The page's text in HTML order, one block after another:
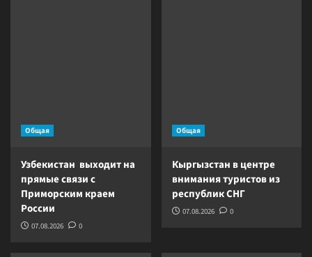
Общая
Узбекистан выходит на
прямые связи с
Приморским краем
России
07.08.2026 0
Общая
Кыргызстан в центре
внимания туристов из
республик СНГ
07.08.2026 0